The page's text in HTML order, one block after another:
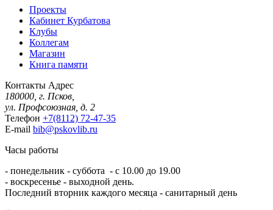
Проекты
Кабинет Курбатова
Клубы
Коллегам
Магазин
Книга памяти
Контакты Адрес
180000, г. Псков,
ул. Профсоюзная, д. 2
Телефон +7(8112) 72-47-35
E-mail bib@pskovlib.ru
Часы работы
- понедельник - суббота - с 10.00 до 19.00
- воскресенье - выходной день.
Последний вторник каждого месяца - санитарный день